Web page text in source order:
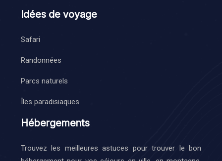
Idées de voyage
Safari
Randonnées
Parcs naturels
Îles paradisiaques
Hébergements
Trouvez les meilleures astuces pour trouver le bon